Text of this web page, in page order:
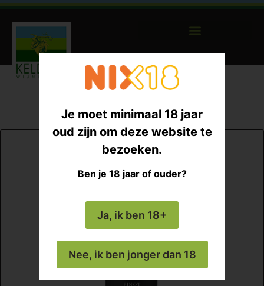
Je moet minimaal 18 jaar
oud zijn om deze website te
bezoeken.
Ben je 18 jaar of ouder?
Ja, ik ben 18+
Nee, ik ben jonger dan 18